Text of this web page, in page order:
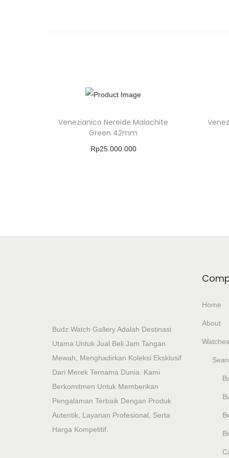
Venezianico Nereide Malachite
Green 42mm
Rp25.000.000
Budz Watch Gallery Adalah Destinasi
Utama Untuk Jual Beli Jam Tangan
Mewah, Menghadirkan Koleksi Eksklusif
Dari Merek Ternama Dunia. Kami
Berkomitmen Untuk Memberikan
Pengalaman Terbaik Dengan Produk
Autentik, Layanan Profesional, Serta
Harga Kompetitif.
Home
About
Watches